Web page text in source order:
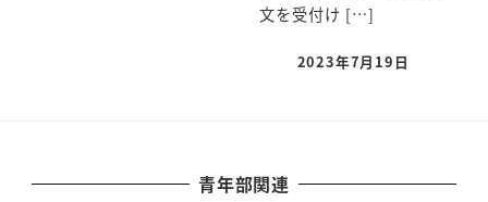
文を受付け […]
2023年7月19日
青年部関連